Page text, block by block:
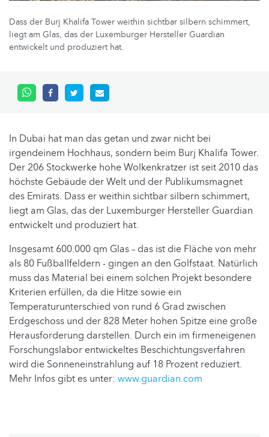
Dass der Burj Khalifa Tower weithin sichtbar silbern schimmert,
liegt am Glas, das der Luxemburger Hersteller Guardian
entwickelt und produziert hat.
In Dubai hat man das getan und zwar nicht bei
irgendeinem Hochhaus, sondern beim Burj Khalifa Tower.
Der 206 Stockwerke hohe Wolkenkratzer ist seit 2010 das
höchste Gebäude der Welt und der Publikumsmagnet
des Emirats. Dass er weithin sichtbar silbern schimmert,
liegt am Glas, das der Luxemburger Hersteller Guardian
entwickelt und produziert hat.
Insgesamt 600.000 qm Glas – das ist die Fläche von mehr
als 80 Fußballfeldern - gingen an den Golfstaat. Natürlich
muss das Material bei einem solchen Projekt besondere
Kriterien erfüllen, da die Hitze sowie ein
Temperaturunterschied von rund 6 Grad zwischen
Erdgeschoss und der 828 Meter hohen Spitze eine große
Herausforderung darstellen. Durch ein im firmeneigenen
Forschungslabor entwickeltes Beschichtungsverfahren
wird die Sonneneinstrahlung auf 18 Prozent reduziert.
Mehr Infos gibt es unter: www.guardian.com